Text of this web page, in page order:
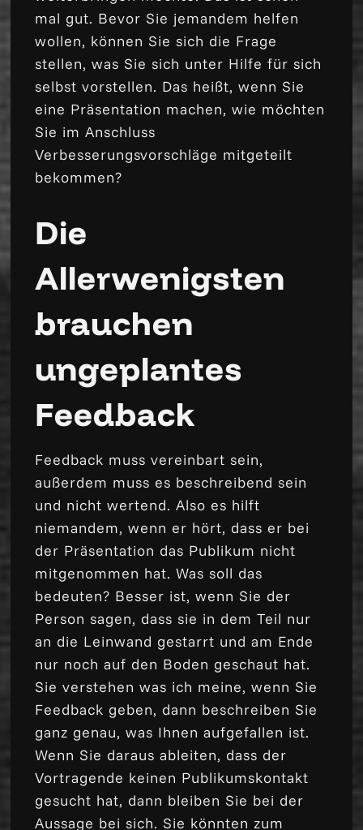
mal gut. Bevor Sie jemandem helfen
wollen, können Sie sich die Frage
stellen, was Sie sich unter Hilfe für sich
selbst vorstellen. Das heißt, wenn Sie
eine Präsentation machen, wie möchten
Sie im Anschluss
Verbesserungsvorschläge mitgeteilt
bekommen?
Die
Allerwenigsten
brauchen
ungeplantes
Feedback
Feedback muss vereinbart sein,
außerdem muss es beschreibend sein
und nicht wertend. Also es hilft
niemandem, wenn er hört, dass er bei
der Präsentation das Publikum nicht
mitgenommen hat. Was soll das
bedeuten? Besser ist, wenn Sie der
Person sagen, dass sie in dem Teil nur
an die Leinwand gestarrt und am Ende
nur noch auf den Boden geschaut hat.
Sie verstehen was ich meine, wenn Sie
Feedback geben, dann beschreiben Sie
ganz genau, was Ihnen aufgefallen ist.
Wenn Sie daraus ableiten, dass der
Vortragende keinen Publikumskontakt
gesucht hat, dann bleiben Sie bei der
Aussage bei sich. Sie könnten zum